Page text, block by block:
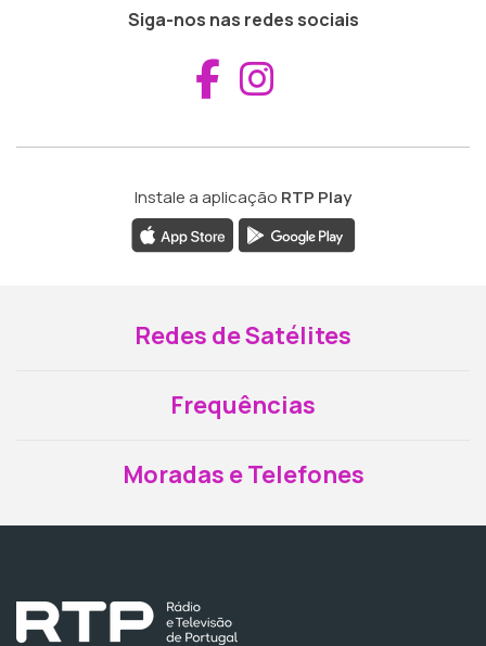
Siga-nos nas redes sociais
Aceder ao
Instale a aplicação RTP Play
Redes de Satélites
Frequências
Moradas e Telefones